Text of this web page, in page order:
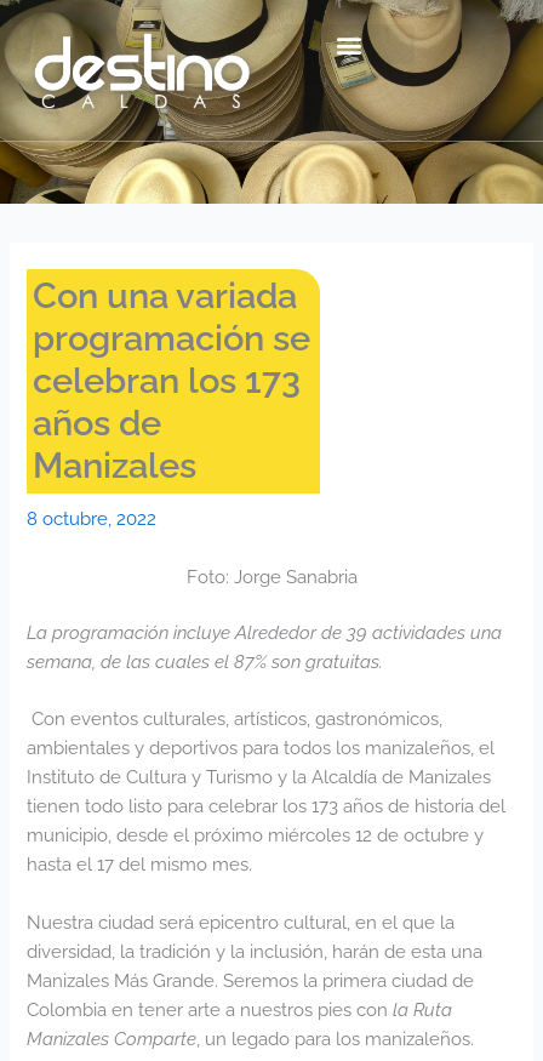
contenido
Ir
al
contenido
Con una variada
programación se
celebran los 173
años de
Manizales
8 octubre, 2022
Foto: Jorge Sanabria
La programación incluye Alrededor de 39 actividades una
semana, de las cuales el87% son gratuitas.
Con eventos culturales, artísticos, gastronómicos,
ambientales y deportivos para todos los manizaleños, el
Instituto de Cultura y Turismo y la Alcaldía de Manizales
tienen todo listo para celebrar los 173 años de historia del
municipio, desde el próximo miércoles 12 de octubre y
hasta el 17 del mismo mes.
Nuestra ciudad será epicentro cultural, en el que la
diversidad, la tradición y la inclusión, harán de esta una
Manizales Más Grande. Seremos la primera ciudad de
Colombia en tener arte a nuestros pies conla Ruta
Manizales Comparte , un legado para los manizaleños.